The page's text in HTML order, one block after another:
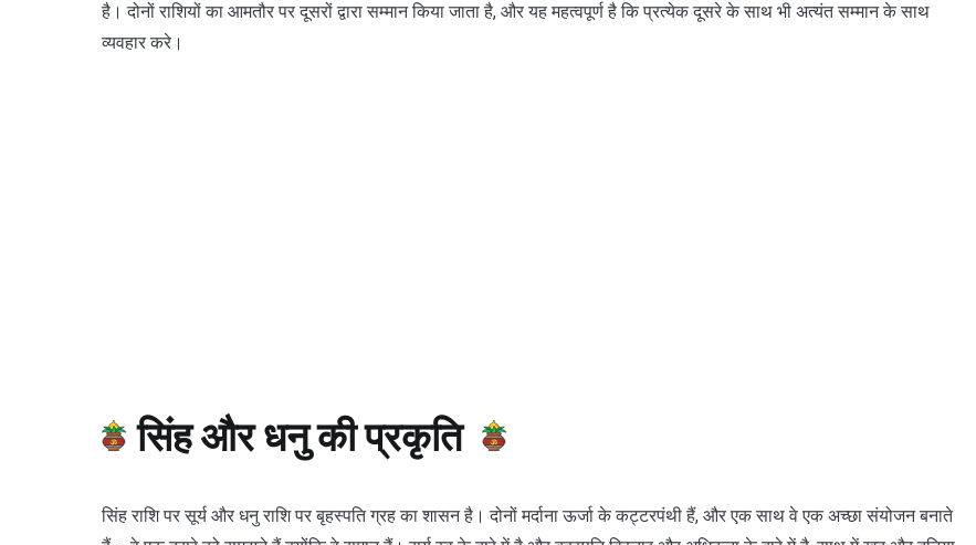
है। दोनों राशियों का आमतौर पर दूसरों द्वारा सम्मान किया जाता है, और यह महत्वपूर्ण है कि प्रत्येक दूसरे के साथ भी अत्यंत सम्मान के साथ
व्यवहार करे।
सिंह और धनु की प्रकृति
सिंह राशि पर सूर्य और धनु राशि पर बृहस्पति ग्रह का शासन है। दोनों मर्दाना ऊर्जा के कट्टरपंथी हैं, और एक साथ वे एक अच्छा संयोजन बनाते